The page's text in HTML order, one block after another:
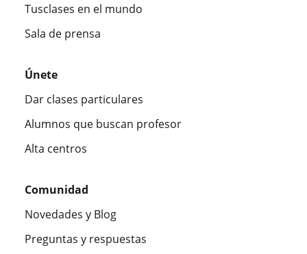
Tusclases en el mundo
Sala de prensa
Únete
Dar clases particulares
Alumnos que buscan profesor
Alta centros
Comunidad
Novedades y Blog
Preguntas y respuestas